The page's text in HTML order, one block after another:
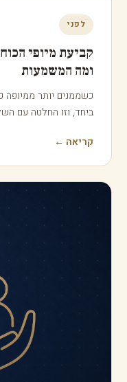
אחרי
ייפוי כוח
לתוקף
עריכת ייפוי כוח
אוטומטית לפעולה.
קריאה ←